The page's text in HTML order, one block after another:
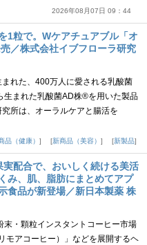
2026年08月07日 09：44
1粒で。Wケアチュアブル「オ
／株式会社イブフローラ研究
れた、400万人に愛される乳酸菌
まれた乳酸菌AD株®を用いた製品
所は、オーラルケアと腸活を
品（健康） 新商品（美容） 新製品
配合で、おいしく続ける美活
み、肌、脂肪にまとめてアプ
食品が新登場／新日本製薬 株
・顆粒インスタントコーヒー市場
アコーヒー）」などを展開するヘ